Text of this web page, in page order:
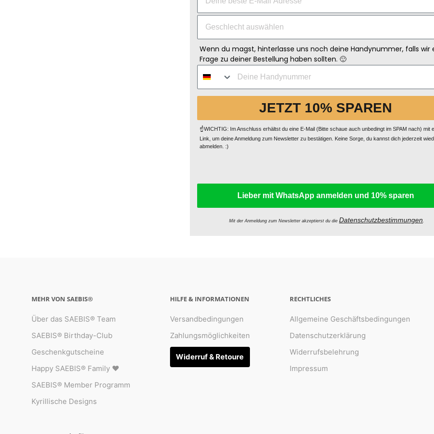
Wenn du magst, hinterlasse uns noch deine Handynummer, falls wir
Frage zu deiner Bestellung haben sollten. 🙂
JETZT 10% SPAREN
☝️WICHTIG: Im Anschluss erhältst du eine E-Mail (Bitte schaue auch unbedingt im SPAM nach) mit
Link, um deine Anmeldung zum Newsletter zu bestätigen. Keine Sorge, du kannst dich jederzeit
abmelden. :)
Lieber mit WhatsApp anmelden und 10% sparen
Mit der Anmeldung zum Newsletter akzeptierst du die Datenschutzbestimmungen.
MEHR VON SAEBIS®
Über das SAEBIS® Team
SAEBIS® Birthday-Club
Geschenkgutscheine
Happy SAEBIS® Family ♥︎
SAEBIS® Member Programm
Kyrillische Designs
HILFE & INFORMATIONEN
Versandbedingungen
Zahlungsmöglichkeiten
Widerruf & Retoure
RECHTLICHES
Allgemeine Geschäftsbedingungen
Datenschutzerklärung
Widerrufsbelehrung
Impressum